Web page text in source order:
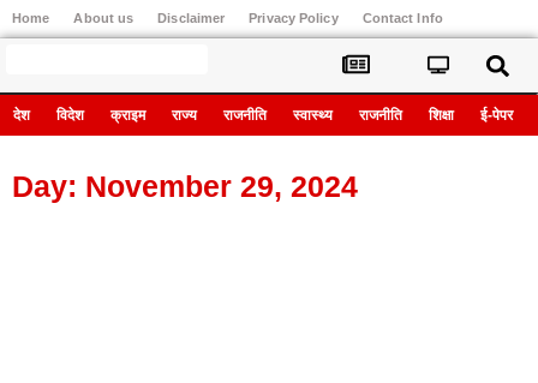
Home About us Disclaimer Privacy Policy Contact Info
देश विदेश क्राइम राज्य राजनीति स्वास्थ्य राजनीति शिक्षा ई-पेपर
Day: November 29, 2024